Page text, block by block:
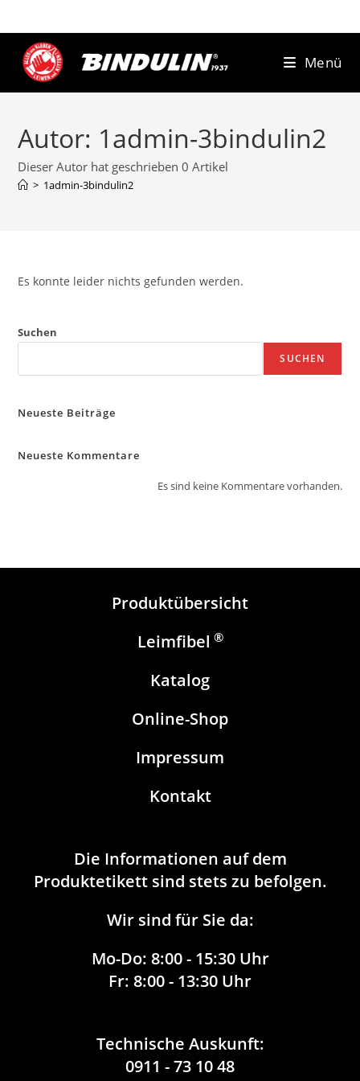
Inhalt
springen
Menü
Autor: 1admin-3bindulin2
Dieser Autor hat geschrieben 0 Artikel
> 1admin-3bindulin2
Es konnte leider nichts gefunden werden.
Suchen
SUCHEN
Neueste Beiträge
Neueste Kommentare
Es sind keine Kommentare vorhanden.
Produktübersicht
Leimfibel ®
Katalog
Online-Shop
Impressum
Kontakt
Die Informationen auf dem
Produktetikett sind stets zu befolgen.
Wir sind für Sie da:
Mo-Do: 8:00 - 15:30 Uhr
Fr: 8:00 - 13:30 Uhr
Technische Auskunft:
0911 - 73 10 48